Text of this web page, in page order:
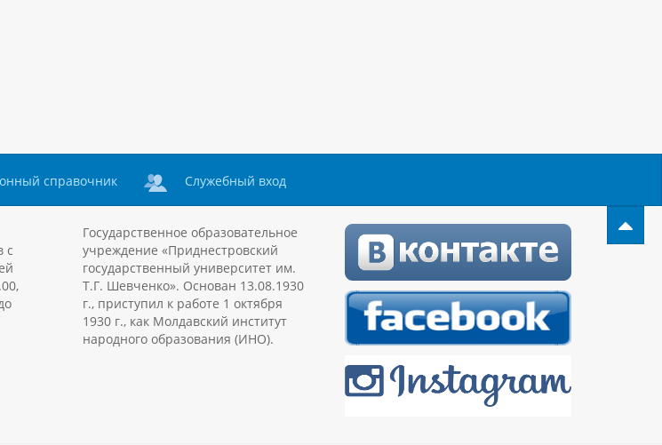
справочник Служебный вход
с
Государственное образовательное
учреждение «Приднестровский
государственный университет им.
Т.Г. Шевченко». Основан 13.08.1930
г., приступил к работе 1 октября
1930 г., как Молдавский институт
народного образования (ИНО).